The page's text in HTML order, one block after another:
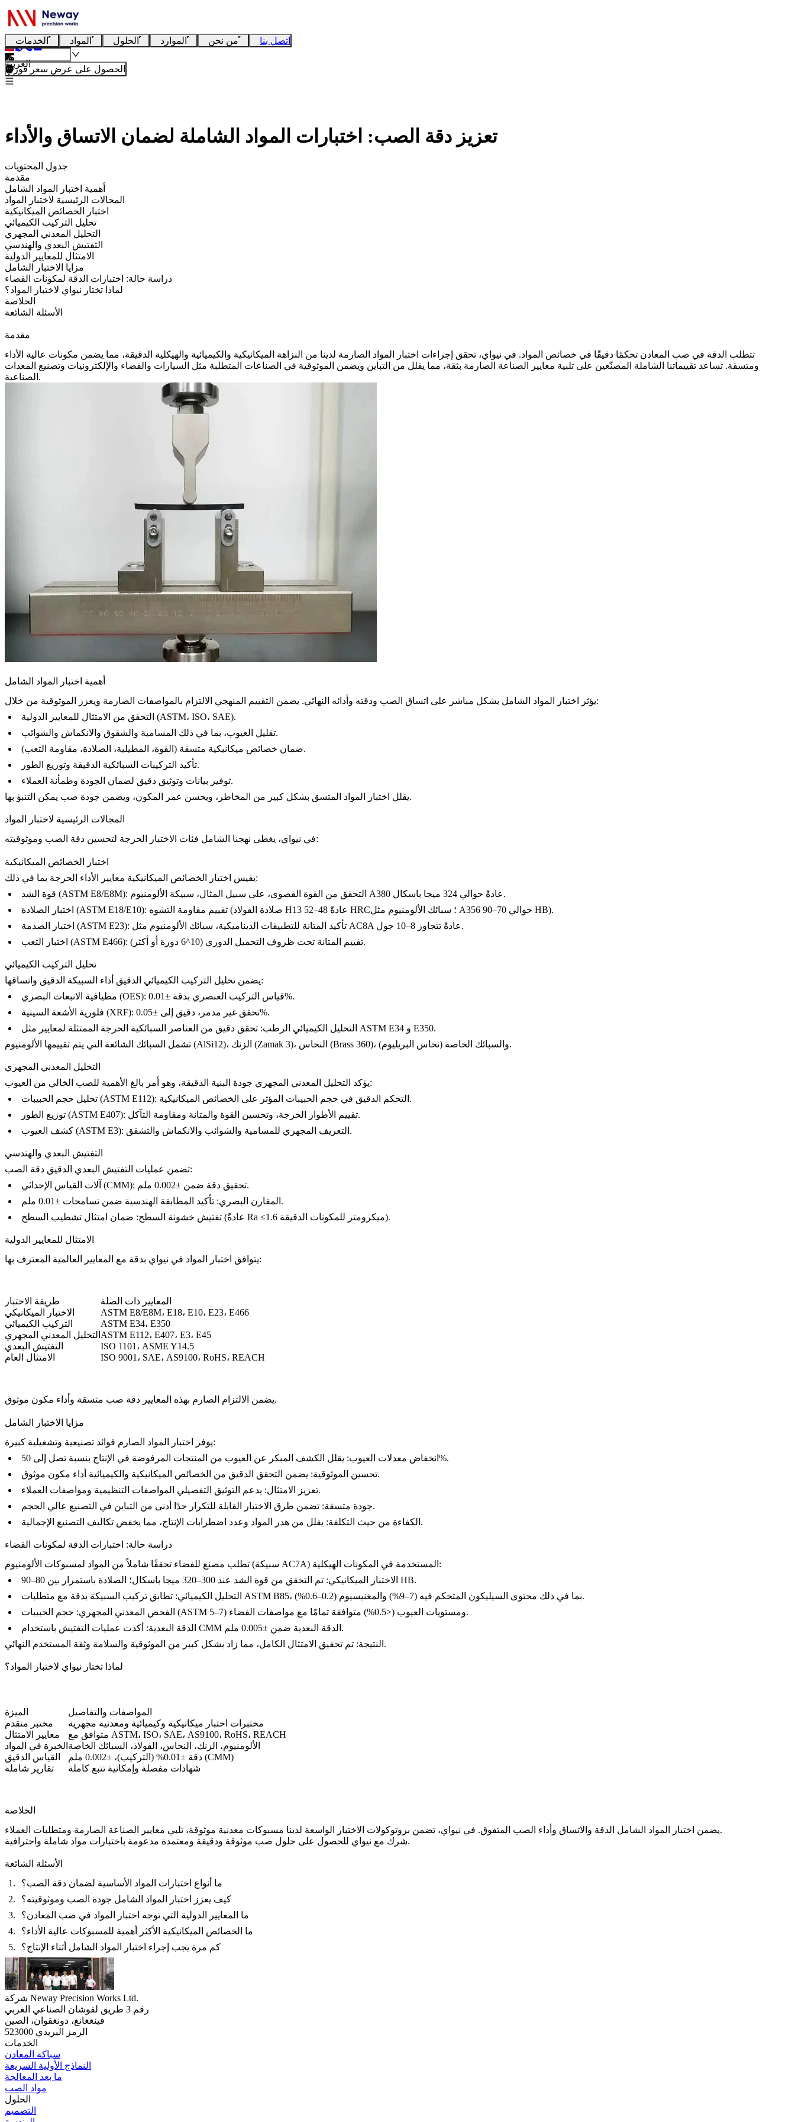
الخدمات المواد الحلول الموارد من نحن اتصل بنا
العربية
الحصول على عرض سعر فوري
تعزيز دقة الصب: اختبارات المواد الشاملة لضمان الاتساق والأداء
جدول المحتويات
مقدمة
أهمية اختبار المواد الشامل
المجالات الرئيسية لاختبار المواد
اختبار الخصائص الميكانيكية
تحليل التركيب الكيميائي
التحليل المعدني المجهري
التفتيش البعدي والهندسي
الامتثال للمعايير الدولية
مزايا الاختبار الشامل
دراسة حالة: اختبارات الدقة لمكونات الفضاء
لماذا تختار نيواي لاختبار المواد؟
الخلاصة
الأسئلة الشائعة
مقدمة
تتطلب الدقة في صب المعادن تحكمًا دقيقًا في خصائص المواد. في نيواي، تحقق إجراءات اختبار المواد الصارمة لدينا من النزاهة الميكانيكية والكيميائية والهيكلية الدقيقة، مما يضمن مكونات عالية الأداء
ومتسقة. تساعد تقييماتنا الشاملة المصنّعين على تلبية معايير الصناعة الصارمة بثقة، مما يقلل من التباين ويضمن الموثوقية في الصناعات المتطلبة مثل السيارات والفضاء والإلكترونيات وتصنيع المعدات
الصناعية.
أهمية اختبار المواد الشامل
يؤثر اختبار المواد الشامل بشكل مباشر على اتساق الصب ودقته وأدائه النهائي. يضمن التقييم المنهجي الالتزام بالمواصفات الصارمة ويعزز الموثوقية من خلال:
التحقق من الامتثال للمعايير الدولية (ASTM، ISO، SAE).
تقليل العيوب، بما في ذلك المسامية والشقوق والانكماش والشوائب.
ضمان خصائص ميكانيكية متسقة (القوة، المطيلية، الصلادة، مقاومة التعب).
تأكيد التركيبات السبائكية الدقيقة وتوزيع الطور.
توفير بيانات وتوثيق دقيق لضمان الجودة وطمأنة العملاء.
يقلل اختبار المواد المتسق بشكل كبير من المخاطر، ويحسن عمر المكون، ويضمن جودة صب يمكن التنبؤ بها.
المجالات الرئيسية لاختبار المواد
في نيواي، يغطي نهجنا الشامل فئات الاختبار الحرجة لتحسين دقة الصب وموثوقيته:
اختبار الخصائص الميكانيكية
يقيس اختبار الخصائص الميكانيكية معايير الأداء الحرجة بما في ذلك:
قوة الشد (ASTM E8/E8M):
التحقق من القوة القصوى، على سبيل المثال، سبيكة الألومنيوم A380
عادةً حوالي 324 ميجا باسكال.
اختبار الصلادة (ASTM E18/E10):
A356
حوالي 70–90 HB).
اختبار الصدمة (ASTM E23):
AC8A
عادةً تتجاوز 8–10 جول.
اختبار التعب (ASTM E466):
تقييم المتانة تحت ظروف التحميل الدوري (10^6 دورة أو أكثر).
تحليل التركيب الكيميائي
يضمن تحليل التركيب الكيميائي الدقيق أداء السبيكة الدقيق واتساقها:
مطيافية الانبعاث البصري (OES):
قياس التركيب العنصري بدقة ±0.01%.
فلورية الأشعة السينية (XRF):
تحقق غير مدمر، دقيق إلى ±0.05%.
التحليل الكيميائي الرطب:
تحقق دقيق من العناصر السبائكية الحرجة الممتثلة لمعايير مثل ASTM E34 و E350.
تشمل السبائك الشائعة التي يتم تقييمها الألومنيوم (AlSi12 )، الزنك (Zamak 3 )، النحاس (Brass 360 )، والسبائك الخاصة (نحاس البريليوم ).
التحليل المعدني المجهري
يؤكد التحليل المعدني المجهري جودة البنية الدقيقة، وهو أمر بالغ الأهمية للصب الخالي من العيوب:
تحليل حجم الحبيبات (ASTM E112):
التحكم الدقيق في حجم الحبيبات المؤثر على الخصائص الميكانيكية.
توزيع الطور (ASTM E407):
تقييم الأطوار الحرجة، وتحسين القوة والمتانة ومقاومة التآكل.
كشف العيوب (ASTM E3):
التعريف المجهري للمسامية والشوائب والانكماش والتشقق.
التفتيش البعدي والهندسي
تضمن عمليات التفتيش البعدي الدقيق دقة الصب:
آلات القياس الإحداثي (CMM):
تحقيق دقة ضمن ±0.002 ملم.
المقارن البصري: تأكيد المطابقة الهندسية ضمن تسامحات ±0.01 ملم.
تفتيش خشونة السطح:
ضمان امتثال تشطيب السطح (عادةً Ra ≤1.6 ميكرومتر للمكونات الدقيقة).
الامتثال للمعايير الدولية
يتوافق اختبار المواد في نيواي بدقة مع المعايير العالمية المعترف بها:
طريقة الاختبار
المعايير ذات الصلة
الاختبار الميكانيكي
ASTM E8/E8M، E18، E10، E23، E466
التركيب الكيميائي
ASTM E34، E350
التحليل المعدني المجهري ASTM E112، E407، E3، E45
التفتيش البعدي
ISO 1101، ASME Y14.5
الامتثال العام
ISO 9001، SAE، AS9100، RoHS، REACH
يضمن الالتزام الصارم بهذه المعايير دقة صب متسقة وأداء مكون موثوق.
مزايا الاختبار الشامل
يوفر اختبار المواد الصارم فوائد تصنيعية وتشغيلية كبيرة:
انخفاض معدلات العيوب: يقلل الكشف المبكر عن العيوب من المنتجات المرفوضة في الإنتاج بنسبة تصل إلى 50%.
تحسين الموثوقية:يضمن التحقق الدقيق من الخصائص الميكانيكية والكيميائية أداء مكون موثوق.
تعزيز الامتثال:يدعم التوثيق التفصيلي المواصفات التنظيمية ومواصفات العملاء.
جودة متسقة:تضمن طرق الاختبار القابلة للتكرار حدًا أدنى من التباين في التصنيع عالي الحجم.
الكفاءة من حيث التكلفة: يقلل من هدر المواد وعدد اضطرابات الإنتاج، مما يخفض تكاليف التصنيع الإجمالية.
دراسة حالة: اختبارات الدقة لمكونات الفضاء
تطلب مصنع للفضاء تحققًا شاملاً من المواد لمسبوكات الألومنيوم (
سبيكة AC7A
) المستخدمة في المكونات الهيكلية:
الاختبار الميكانيكي: تم التحقق من قوة الشد عند 300–320 ميجا باسكال؛ الصلادة باستمرار بين 80–90 HB.
التحليل الكيميائي:
تطابق تركيب السبيكة بدقة مع متطلبات ASTM B85، بما في ذلك محتوى السيليكون المتحكم فيه (7–9%) والمغنيسيوم (0.2–0.6%).
الفحص المعدني المجهري:
حجم الحبيبات (ASTM 5–7) ومستويات العيوب (<0.5%) متوافقة تمامًا مع مواصفات الفضاء.
الدقة البعدية:
أكدت عمليات التفتيش باستخدام CMM الدقة البعدية ضمن ±0.005 ملم.
النتيجة: تم تحقيق الامتثال الكامل، مما زاد بشكل كبير من الموثوقية والسلامة وثقة المستخدم النهائي.
لماذا تختار نيواي لاختبار المواد؟
الميزة
المواصفات والتفاصيل
مختبر متقدم
مختبرات اختبار ميكانيكية وكيميائية ومعدنية مجهرية
معايير الامتثال
متوافق مع ASTM، ISO، SAE، AS9100، RoHS، REACH
الخبرة في المواد الألومنيوم، الزنك، النحاس، الفولاذ، السبائك الخاصة
القياس الدقيق
دقة ±0.01% (التركيب)، ±0.002 ملم (CMM)
تقارير شاملة
شهادات مفصلة وإمكانية تتبع كاملة
الخلاصة
يضمن اختبار المواد الشامل الدقة والاتساق وأداء الصب المتفوق. في نيواي
، تضمن بروتوكولات الاختبار الواسعة لدينا مسبوكات معدنية موثوقة، تلبي معايير الصناعة الصارمة ومتطلبات العملاء.
شرك مع نيواي للحصول على حلول صب موثوقة ودقيقة ومعتمدة مدعومة باختبارات مواد شاملة واحترافية.
الأسئلة الشائعة
ما أنواع اختبارات المواد الأساسية لضمان دقة الصب؟
كيف يعزز اختبار المواد الشامل جودة الصب وموثوقيته؟
ما المعايير الدولية التي توجه اختبار المواد في صب المعادن؟
ما الخصائص الميكانيكية الأكثر أهمية للمسبوكات عالية الأداء؟
كم مرة يجب إجراء اختبار المواد الشامل أثناء الإنتاج؟
شركة Neway Precision Works Ltd.
رقم 3 طريق لفوشان الصناعي الغربي
فينغغانغ، دونغقوان، الصين
الرمز البريدي 523000
الخدمات
سباكة المعادن
النماذج الأولية السريعة
ما بعد المعالجة
مواد الصب
الحلول
التصميم